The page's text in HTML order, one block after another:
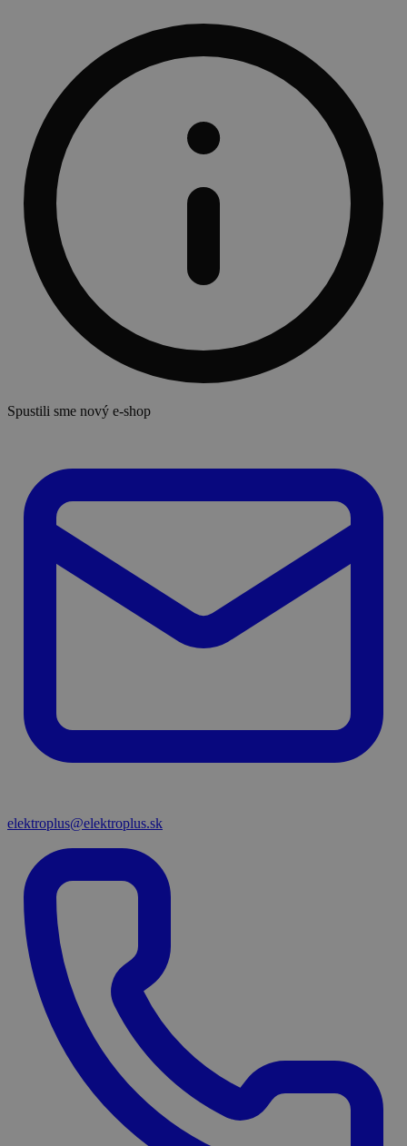
Spustili sme nový e-shop
elektroplus@elektroplus.sk